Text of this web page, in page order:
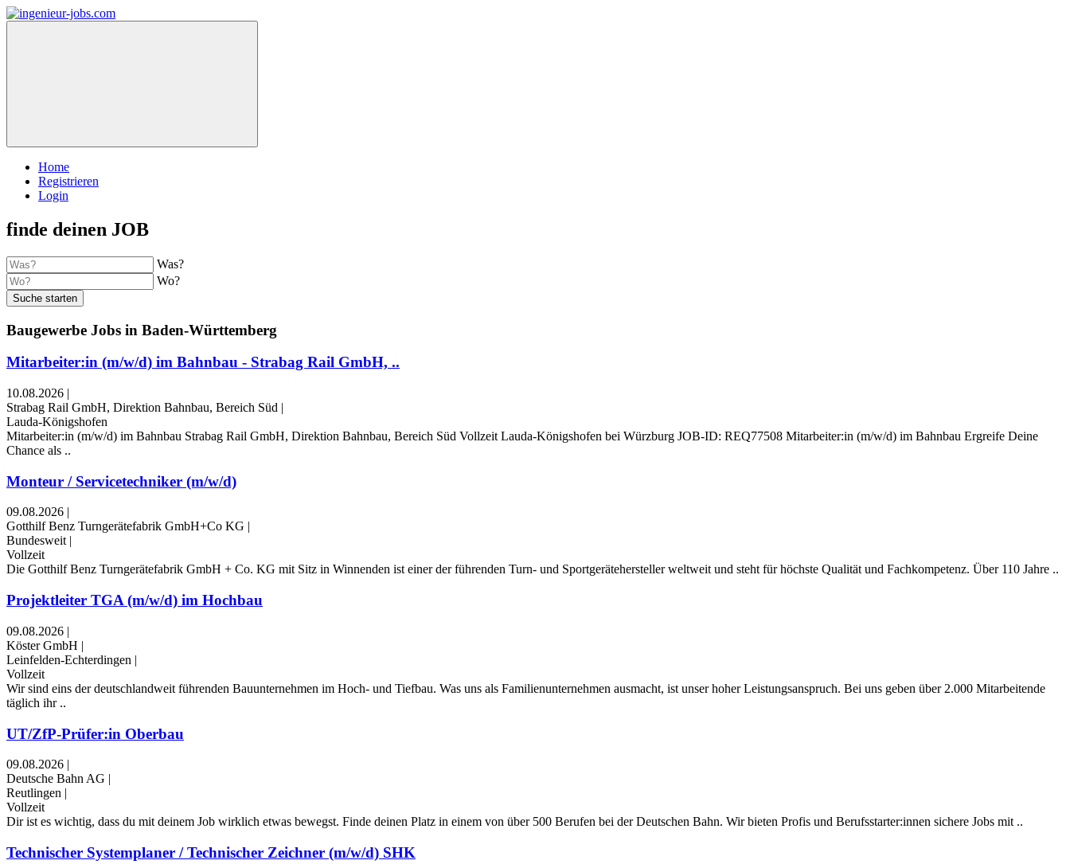
Home
Registrieren
Login
finde deinen JOB
Was?
Wo?
Suche starten
Baugewerbe Jobs in Baden-Württemberg
Mitarbeiter:in (m/w/d) im Bahnbau - Strabag Rail GmbH, ..
10.08.2026 |
Strabag Rail GmbH, Direktion Bahnbau, Bereich Süd |
Lauda-Königshofen
Mitarbeiter:in (m/w/d) im Bahnbau Strabag Rail GmbH, Direktion Bahnbau, Bereich Süd Vollzeit Lauda-Königshofen bei Würzburg JOB-ID: REQ77508 Mitarbeiter:in (m/w/d) im Bahnbau Ergreife Deine
Chance als ..
Monteur / Servicetechniker (m/w/d)
09.08.2026 |
Gotthilf Benz Turngerätefabrik GmbH+Co KG |
Bundesweit |
Vollzeit
Die Gotthilf Benz Turngerätefabrik GmbH + Co. KG mit Sitz in Winnenden ist einer der führenden Turn- und Sportgerätehersteller weltweit und steht für höchste Qualität und Fachkompetenz. Über 110 Jahre ..
Projektleiter TGA (m/w/d) im Hochbau
09.08.2026 |
Köster GmbH |
Leinfelden-Echterdingen |
Vollzeit
Wir sind eins der deutschlandweit führenden Bauunternehmen im Hoch- und Tiefbau. Was uns als Familienunternehmen ausmacht, ist unser hoher Leistungsanspruch. Bei uns geben über 2.000 Mitarbeitende
täglich ihr ..
UT/ZfP-Prüfer:in Oberbau
09.08.2026 |
Deutsche Bahn AG |
Reutlingen |
Vollzeit
Dir ist es wichtig, dass du mit deinem Job wirklich etwas bewegst. Finde deinen Platz in einem von über 500 Berufen bei der Deutschen Bahn. Wir bieten Profis und Berufsstarter:innen sichere Jobs mit ..
Technischer Systemplaner / Technischer Zeichner (m/w/d) SHK